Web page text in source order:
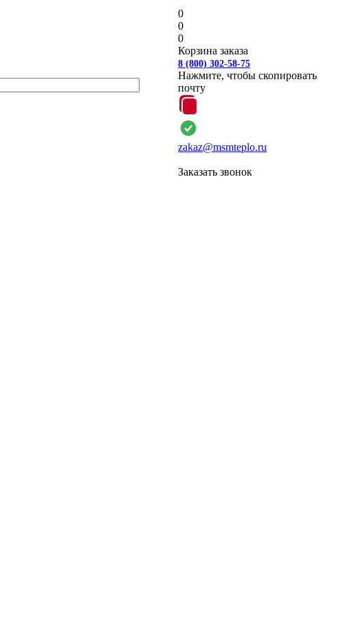
0
0
0
Корзина заказа
8 (800) 302-58-75
Нажмите, чтобы скопировать
почту
zakaz@msmteplo.ru
Заказать звонок